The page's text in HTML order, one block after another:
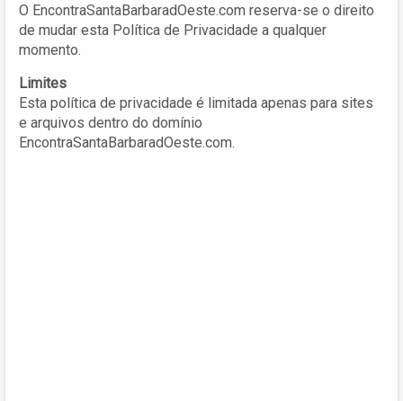
O EncontraSantaBarbaradOeste.com reserva-se o direito
de mudar esta Política de Privacidade a qualquer
momento.
Limites
Esta política de privacidade é limitada apenas para sites
e arquivos dentro do domínio
EncontraSantaBarbaradOeste.com.